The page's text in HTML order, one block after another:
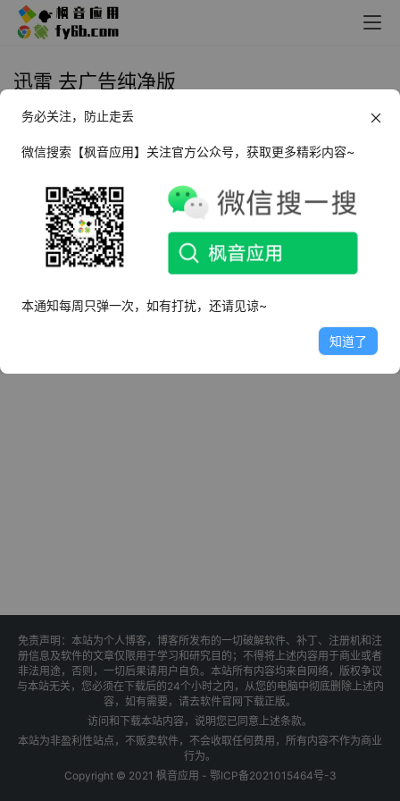
迅雷 去广告纯净版
_v8.13.0
2025年10月30日
免责声明：本站为个人博客，博客所发布的一切破解软件、补丁、注册机和注
册信息及软件的文章仅限用于学习和研究目的；不得将上述内容用于商业或者
非法用途，否则，一切后果请用户自负。本站所有内容均来自网络，版权争议
与本站无关，您必须在下载后的24个小时之内，从您的电脑中彻底删除上述内
容，如有需要，请去软件官网下载正版。
访问和下载本站内容，说明您已同意上述条款。
本站为非盈利性站点，不贩卖软件，不会收取任何费用，所有内容不作为商业
行为。
Copyright © 2021 枫音应用 - 鄂ICP备2021015464号-3
务必关注，防止走丢
微信搜索【枫音应用】关注官方公众号，获取更多精彩内容~
本通知每周只弹一次，如有打扰，还请见谅~
知道了